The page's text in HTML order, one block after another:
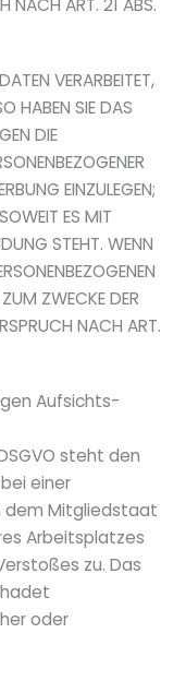
NACH ART. 21 ABS.
VERARBEITET,
HABEN SIE DAS
DIE
EINZULEGEN;
ES MIT
STEHT. WENN
ZWECKE DER
NACH ART.
Aufsichts­
steht den
einer
dem Mitgliedstaat
Arbeitsplatzes
zu. Das
oder